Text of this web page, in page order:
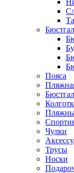
Пояса
Чулки
Трусы
Носки